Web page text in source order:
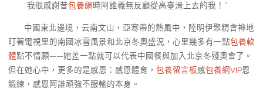
“我很感謝昔包養網 時阿誰義無反顧從高臺滑上去的我！”
中國東北邊境，云南文山，亞寒帶的熱風中，陸明伊聚精會神地
盯著電視里的南國冰雪風景和北京冬奧盛況，心里幾多有一點包養軟
體點不情願——她差一點就可以代表中國餐與加入北京冬殘奧會了。
但在她心中，更多的是感恩：感恩體育， 包養留言板感包養網VIP恩
鍛練，感恩阿誰頑強不服輸的本身。